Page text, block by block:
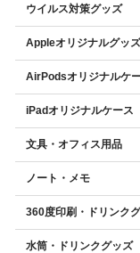
ウイルス対策グッズ
Appleオリジナルグッズ
AirPodsオリジナルケ
iPadオリジナルケース
文具・オフィス用品
ノート・メモ
360度印刷・ドリンク
水筒・ドリンクグッズ